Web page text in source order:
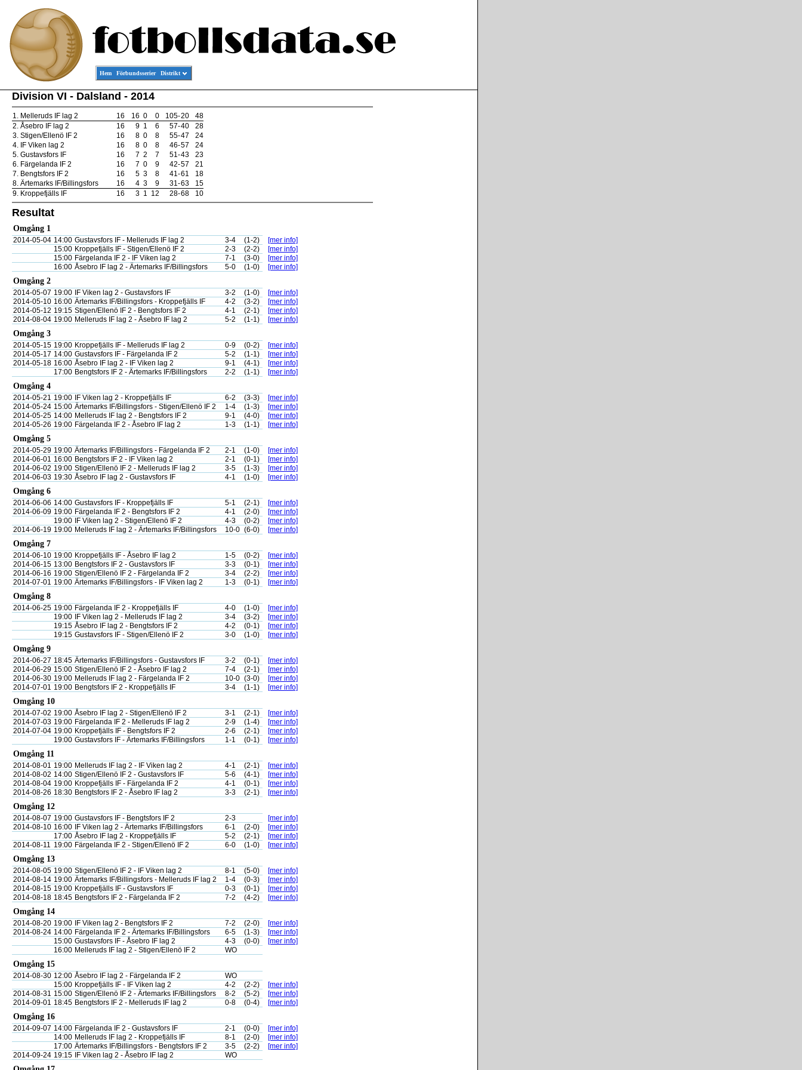
Hem Förbundsserier Distrikt
Division VI - Dalsland - 2014
1. Melleruds IF lag 2 16 16 0 0 105-20
48
2. Åsebro IF lag 2 16 9 1 6 57-40
28
3. Stigen/Ellenö IF 2 16 8 0 8 55-47
24
4. IF Viken lag 2 16 8 0 8 46-57
24
5. Gustavsfors IF 16 7 2 7 51-43
23
6. Färgelanda IF 2 16 7 0 9 42-57
21
7. Bengtsfors IF 2 16 5 3 8 41-61
18
8. Ärtemarks IF/Billingsfors 16 4 3 9 31-63
15
9. Kroppefjälls IF 16 3 1 12 28-68 10
Resultat
Omgång 1
2014-05-04 14:00 Gustavsfors IF - Melleruds IF lag 2 3-4 (1-2)
[mer info]
15:00 Kroppefjälls IF - Stigen/Ellenö IF 2 2-3 (2-2)
[mer info]
15:00 Färgelanda IF 2 - IF Viken lag 2 7-1 (3-0)
[mer info]
16:00 Åsebro IF lag 2 - Ärtemarks IF/Billingsfors 5-0 (1-0) [mer info]
Omgång 2
2014-05-07 19:00 IF Viken lag 2 - Gustavsfors IF 3-2 (1-0)
[mer info]
2014-05-10 16:00 Ärtemarks IF/Billingsfors - Kroppefjälls IF 4-2 (3-2)
[mer info]
2014-05-12 19:15 Stigen/Ellenö IF 2 - Bengtsfors IF 2 4-1 (2-1)
[mer info]
2014-08-04 19:00 Melleruds IF lag 2 - Åsebro IF lag 2 5-2 (1-1) [mer info]
Omgång 3
2014-05-15 19:00 Kroppefjälls IF - Melleruds IF lag 2 0-9 (0-2)
[mer info]
2014-05-17 14:00 Gustavsfors IF - Färgelanda IF 2 5-2 (1-1)
[mer info]
2014-05-18 16:00 Åsebro IF lag 2 - IF Viken lag 2 9-1 (4-1)
[mer info]
17:00 Bengtsfors IF 2 - Ärtemarks IF/Billingsfors 2-2 (1-1) [mer info]
Omgång 4
2014-05-21 19:00 IF Viken lag 2 - Kroppefjälls IF 6-2 (3-3)
[mer info]
2014-05-24 15:00 Ärtemarks IF/Billingsfors - Stigen/Ellenö IF 2 1-4 (1-3)
[mer info]
2014-05-25 14:00 Melleruds IF lag 2 - Bengtsfors IF 2 9-1 (4-0)
[mer info]
2014-05-26 19:00 Färgelanda IF 2 - Åsebro IF lag 2 1-3 (1-1) [mer info]
Omgång 5
2014-05-29 19:00 Ärtemarks IF/Billingsfors - Färgelanda IF 2 2-1 (1-0)
[mer info]
2014-06-01 16:00 Bengtsfors IF 2 - IF Viken lag 2 2-1 (0-1)
[mer info]
2014-06-02 19:00 Stigen/Ellenö IF 2 - Melleruds IF lag 2 3-5 (1-3)
[mer info]
2014-06-03 19:30 Åsebro IF lag 2 - Gustavsfors IF 4-1 (1-0) [mer info]
Omgång 6
2014-06-06 14:00 Gustavsfors IF - Kroppefjälls IF 5-1 (2-1)
[mer info]
2014-06-09 19:00 Färgelanda IF 2 - Bengtsfors IF 2 4-1 (2-0)
[mer info]
19:00
IF Viken lag 2 - Stigen/Ellenö IF 2 4-3 (0-2)
[mer info]
2014-06-19 19:00 Melleruds IF lag 2 - Ärtemarks IF/Billingsfors 10-0 (6-0) [mer info]
Omgång 7
2014-06-10 19:00 Kroppefjälls IF - Åsebro IF lag 2 1-5 (0-2)
[mer info]
2014-06-15 13:00 Bengtsfors IF 2 - Gustavsfors IF 3-3 (0-1)
[mer info]
2014-06-16 19:00 Stigen/Ellenö IF 2 - Färgelanda IF 2 3-4 (2-2)
[mer info]
2014-07-01 19:00 Ärtemarks IF/Billingsfors - IF Viken lag 2 1-3 (0-1) [mer info]
Omgång 8
2014-06-25 19:00 Färgelanda IF 2 - Kroppefjälls IF 4-0 (1-0)
[mer info]
19:00
IF Viken lag 2 - Melleruds IF lag 2 3-4 (3-2)
[mer info]
19:15 Åsebro IF lag 2 - Bengtsfors IF 2 4-2 (0-1)
[mer info]
19:15 Gustavsfors IF - Stigen/Ellenö IF 2 3-0 (1-0) [mer info]
Omgång 9
2014-06-27 18:45 Ärtemarks IF/Billingsfors - Gustavsfors IF 3-2 (0-1)
[mer info]
2014-06-29 15:00 Stigen/Ellenö IF 2 - Åsebro IF lag 2 7-4 (2-1)
[mer info]
2014-06-30 19:00 Melleruds IF lag 2 - Färgelanda IF 2 10-0 (3-0)
[mer info]
2014-07-01 19:00 Bengtsfors IF 2 - Kroppefjälls IF 3-4 (1-1) [mer info]
Omgång 10
2014-07-02 19:00 Åsebro IF lag 2 - Stigen/Ellenö IF 2 3-1 (2-1)
[mer info]
2014-07-03 19:00 Färgelanda IF 2 - Melleruds IF lag 2 2-9 (1-4)
[mer info]
2014-07-04 19:00 Kroppefjälls IF - Bengtsfors IF 2 2-6 (2-1)
[mer info]
19:00 Gustavsfors IF - Ärtemarks IF/Billingsfors 1-1 (0-1) [mer info]
Omgång 11
2014-08-01 19:00 Melleruds IF lag 2 - IF Viken lag 2 4-1 (2-1)
[mer info]
2014-08-02 14:00 Stigen/Ellenö IF 2 - Gustavsfors IF 5-6 (4-1)
[mer info]
2014-08-04 19:00 Kroppefjälls IF - Färgelanda IF 2 4-1 (0-1)
[mer info]
2014-08-26 18:30 Bengtsfors IF 2 - Åsebro IF lag 2 3-3 (2-1) [mer info]
Omgång 12
2014-08-07 19:00 Gustavsfors IF - Bengtsfors IF 2 2-3
[mer info]
2014-08-10 16:00 IF Viken lag 2 - Ärtemarks IF/Billingsfors 6-1 (2-0)
[mer info]
17:00 Åsebro IF lag 2 - Kroppefjälls IF 5-2 (2-1)
[mer info]
2014-08-11 19:00 Färgelanda IF 2 - Stigen/Ellenö IF 2 6-0 (1-0) [mer info]
Omgång 13
2014-08-05 19:00 Stigen/Ellenö IF 2 - IF Viken lag 2 8-1 (5-0)
[mer info]
2014-08-14 19:00 Ärtemarks IF/Billingsfors - Melleruds IF lag 2 1-4 (0-3)
[mer info]
2014-08-15 19:00 Kroppefjälls IF - Gustavsfors IF 0-3 (0-1)
[mer info]
2014-08-18 18:45 Bengtsfors IF 2 - Färgelanda IF 2 7-2 (4-2) [mer info]
Omgång 14
2014-08-20 19:00 IF Viken lag 2 - Bengtsfors IF 2 7-2 (2-0)
[mer info]
2014-08-24 14:00 Färgelanda IF 2 - Ärtemarks IF/Billingsfors 6-5 (1-3)
[mer info]
15:00 Gustavsfors IF - Åsebro IF lag 2 4-3 (0-0)
[mer info]
16:00 Melleruds IF lag 2 - Stigen/Ellenö IF 2 WO
Omgång 15
2014-08-30 12:00 Åsebro IF lag 2 - Färgelanda IF 2
WO
15:00 Kroppefjälls IF - IF Viken lag 2 4-2 (2-2)
[mer info]
2014-08-31 15:00 Stigen/Ellenö IF 2 - Ärtemarks IF/Billingsfors 8-2 (5-2)
[mer info]
2014-09-01 18:45 Bengtsfors IF 2 - Melleruds IF lag 2 0-8 (0-4) [mer info]
Omgång 16
2014-09-07 14:00 Färgelanda IF 2 - Gustavsfors IF 2-1 (0-0)
[mer info]
14:00 Melleruds IF lag 2 - Kroppefjälls IF 8-1 (2-0)
[mer info]
17:00 Ärtemarks IF/Billingsfors - Bengtsfors IF 2 3-5 (2-2)
[mer info]
2014-09-24 19:15 IF Viken lag 2 - Åsebro IF lag 2 WO